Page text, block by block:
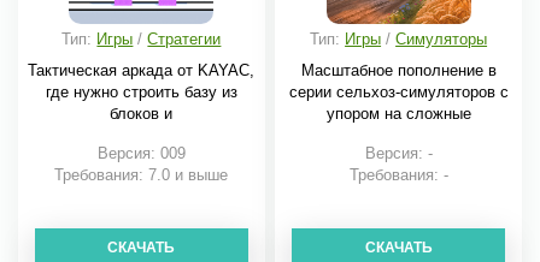
Тип: Игры /Стратегии
Тактическая аркада от KAYAC,
где нужно строить базу из
блоков и
Версия: 009
Требования: 7.0 и выше
СКАЧАТЬ
Тип: Игры /Симуляторы
Масштабное пополнение в
серии сельхоз-симуляторов с
упором на сложные
Версия: -
Требования: -
СКАЧАТЬ